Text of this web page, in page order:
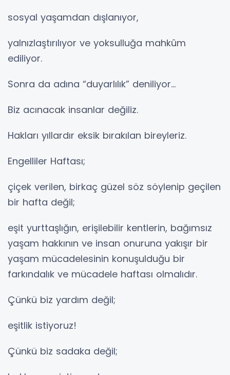
sosyal yaşamdan dışlanıyor,
yalnızlaştırılıyor ve yoksulluğa mahkûm
ediliyor.
Sonra da adına “duyarlılık” deniliyor…
Biz acınacak insanlar değiliz.
Hakları yıllardır eksik bırakılan bireyleriz.
Engelliler Haftası;
çiçek verilen, birkaç güzel söz söylenip geçilen
bir hafta değil;
eşit yurttaşlığın, erişilebilir kentlerin, bağımsız
yaşam hakkının ve insan onuruna yakışır bir
yaşam mücadelesinin konuşulduğu bir
farkındalık ve mücadele haftası olmalıdır.
Çünkü biz yardım değil;
eşitlik istiyoruz!
Çünkü biz sadaka değil;